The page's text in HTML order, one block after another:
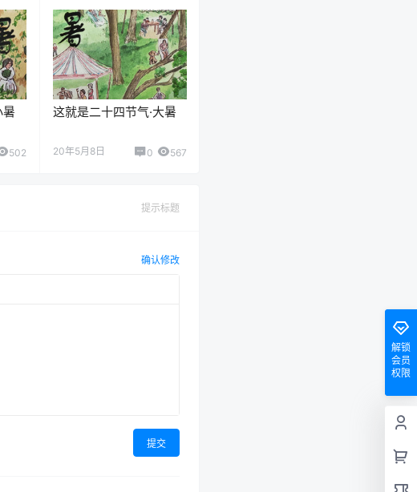
暑
502
这就是二十四节气·大暑
20年5月8日 0 567
提示标题
确认修改
提交
解锁
会员
权限